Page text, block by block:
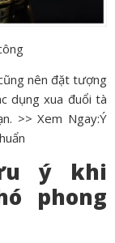
nên đặt tượng
dụng xua đuổi tà
>> Xem Ngay:Ý
ý khi
phong